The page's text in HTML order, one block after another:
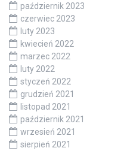
październik 2023
czerwiec 2023
luty 2023
kwiecień 2022
marzec 2022
luty 2022
styczeń 2022
grudzień 2021
listopad 2021
październik 2021
wrzesień 2021
sierpień 2021